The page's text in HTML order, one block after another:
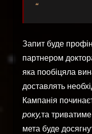
“
Запит буде
партнером
яка пообіцяла
доставлять
Кампанія
року,та
мета буде